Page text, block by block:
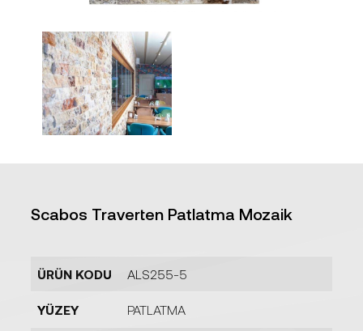
Scabos Traverten Patlatma Mozaik
ÜRÜN KODU ALS255-5
YÜZEY PATLATMA